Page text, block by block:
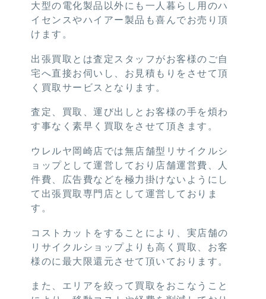
大型の電化製品以外にも一人暮らし用のハ
イセンスやハイアー製品も喜んでお売り頂
けます。
出張買取とは査定スタッフがお客様のご自
宅へ直接お伺いし、お見積もりをさせて頂
く買取サービスとなります。
査定、買取、運び出しとお客様の手を煩わ
す事なく素早く買取をさせて頂きます。
ウレルヤ岡崎店では無店舗型リサイクルシ
ョップとして運営しており店舗運営費、人
件費、広告費などを極力掛けないようにし
て出張買取専門店として運営しておりま
す。
コストカットをすることにより、実店舗の
リサイクルショップよりも高く買取、お客
様のに最大限還元させて頂いております。
また、エリアを絞って買取をおこなうこと